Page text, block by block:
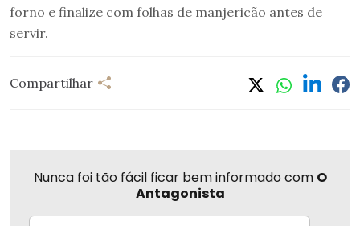
forno e finalize com folhas de manjericão antes de
servir.
Compartilhar
Nunca foi tão fácil ficar bem informado com O
Antagonista